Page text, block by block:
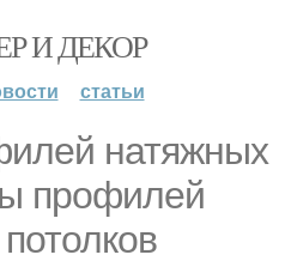
И ДЕКОР
статьи
натяжных
профилей